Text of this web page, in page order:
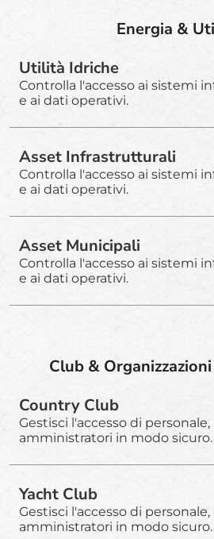
Energia &
Utilità Idriche
Controlla l'accesso ai sistemi
e ai dati operativi.
Asset Infrastrutturali
Controlla l'accesso ai sistemi
e ai dati operativi.
Asset Municipali
Controlla l'accesso ai sistemi
e ai dati operativi.
Club &
Country Club
Gestisci l'accesso di
amministratori in modo sicuro.
Yacht Club
Gestisci l'accesso di
amministratori in modo sicuro.